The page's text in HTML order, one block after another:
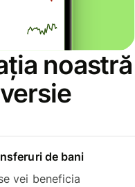
noastră
de bani
vei beneficia